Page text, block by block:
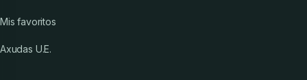
Mis favoritos
Axudas U.E.